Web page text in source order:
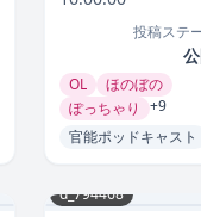
【純愛いちゃらぶ
合のいいセフレ
官能ポッドキャス
価
投稿ステ
OL
ほのぼの
ぽっちゃり
+9
官能ポッドキャスト
d_794468